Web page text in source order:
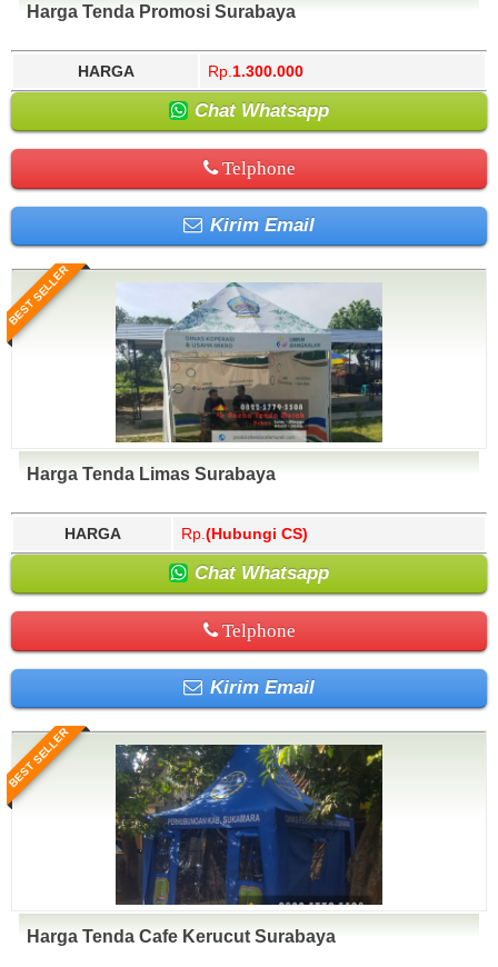
Harga Tenda Promosi Surabaya
HARGA Rp. 1.300.000
Chat Whatsapp
Telphone
Kirim Email
BEST SELLER
Harga Tenda Limas Surabaya
HARGA Rp. (Hubungi CS)
Chat Whatsapp
Telphone
Kirim Email
BEST SELLER
Harga Tenda Cafe Kerucut Surabaya